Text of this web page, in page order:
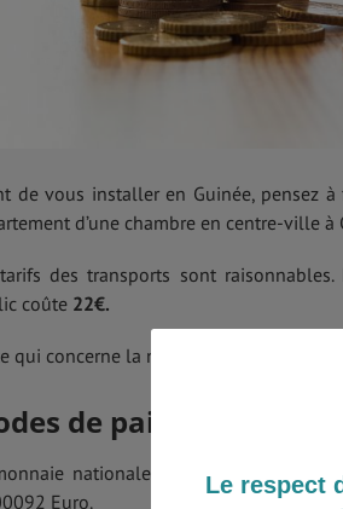
de vous installer en Guinée, pensez
d’une chambre en centre-ville
des transports sont
coûte 22€.
qui concerne la nourriture, comptez
de paiement
nationale est le Franc
Euro.
Le respect